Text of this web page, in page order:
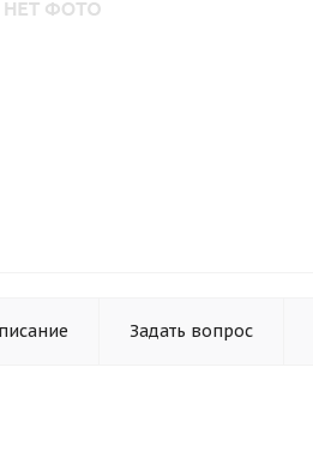
Задать вопрос